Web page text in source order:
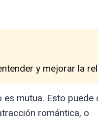
y mejorar la
mutua. Esto puede
romántica, o